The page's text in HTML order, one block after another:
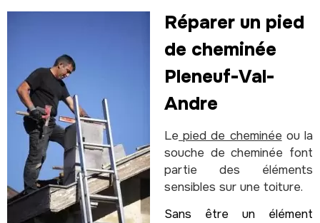
Réparer un pied
de cheminée
Pleneuf-Val-
Andre
Le pied de cheminée ou la
souche de cheminée font
partie des éléments
sensibles sur une toiture.
Sans être un élément